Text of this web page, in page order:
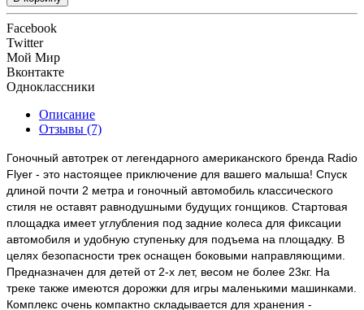
Facebook
Twitter
Мой Мир
Вконтакте
Одноклассники
Описание
Отзывы (7)
Гоночный автотрек от легендарного американского бренда Radio
Flyer - это настоящее приключение для вашего малыша! Спуск
длиной почти 2 метра и гоночный автомобиль классического
стиля не оставят равнодушными будущих гонщиков. Стартовая
площадка имеет углубления под задние колеса для фиксации
автомобиля и удобную ступеньку для подъема на площадку. В
целях безопасности трек оснащен боковыми направляющими.
Предназначен для детей от 2-х лет, весом не более 23кг. На
треке также имеются дорожки для игры маленькими машинками.
Комплекс очень компактно складывается для хранения -